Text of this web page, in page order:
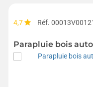
4,7 Réf.
Parapluie bois